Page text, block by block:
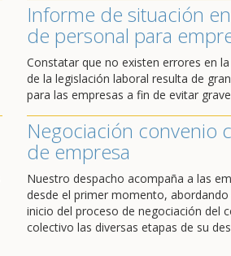
Informe de situación
de personal para
Constatar que no existen errores en
de la legislación laboral resulta de
para las empresas a fin de evitar
Negociación convenio
de empresa
Nuestro despacho acompaña a las
desde el primer momento, abordando
inicio del proceso de negociación del
colectivo las diversas etapas de su